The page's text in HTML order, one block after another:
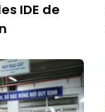
IDE de